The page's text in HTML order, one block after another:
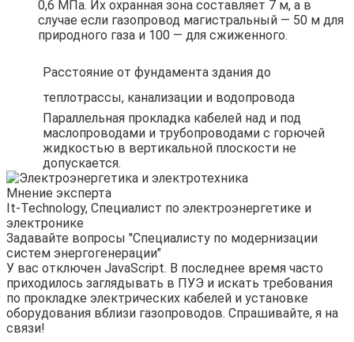
0,6 МПа. Их охранная зона составляет 7 м, а в
случае если газопровод магистральный — 50 м для
природного газа и 100 — для сжиженного.
Расстояние от фундамента здания до
теплотрассы, канализации и водопровода
Параллельная прокладка кабелей над и под
маслопроводами и трубопроводами с горючей
жидкостью в вертикальной плоскости не
допускается.
Мнение эксперта
It-Technology, Cпециалист по электроэнергетике и
электронике
Задавайте вопросы "Специалисту по модернизации
систем энергогенерации"
У вас отключен JavaScript. В последнее время часто
приходилось заглядывать в ПУЭ и искать требования
по прокладке электрических кабелей и установке
оборудования вблизи газопроводов. Спрашивайте, я на
связи!